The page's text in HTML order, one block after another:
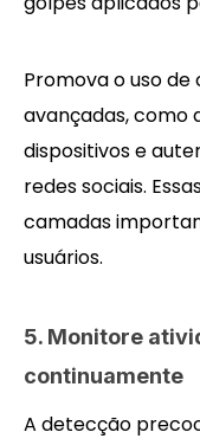
Promova o uso
avançadas, como
dispositivos e
redes sociais.
camadas
usuários.
5. Monitore
continuamente
A detecção